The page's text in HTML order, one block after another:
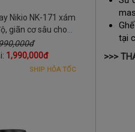
Nikio NK-171 xám
giãn cơ sâu cho
động
1,990,000đ
SHIP HỎA TỐC
tại
>>>